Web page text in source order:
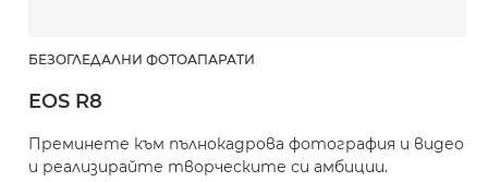
БЕЗОГЛЕДАЛНИ ФОТОАПАРАТИ
EOS R8
Преминете към пълнокадрова фотография и видео
и реализирайте творческите си амбиции.